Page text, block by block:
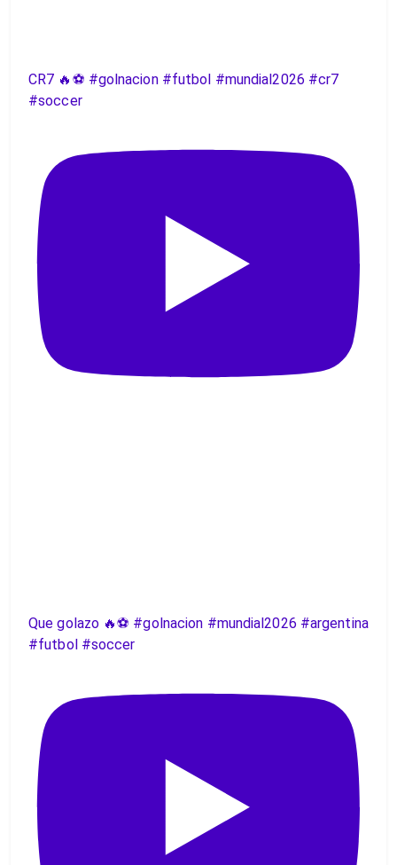
CR7 🔥⚽️ #golnacion #futbol #mundial2026 #cr7
#soccer
Que golazo 🔥⚽️ #golnacion #mundial2026 #argentina
#futbol #soccer